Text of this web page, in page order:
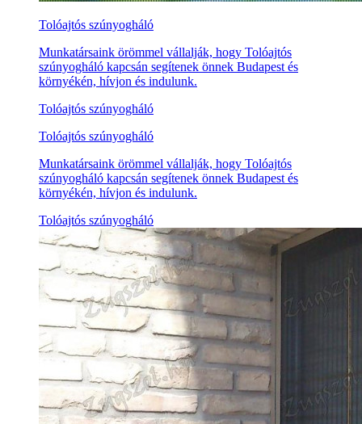
Tolóajtós szúnyogháló
Munkatársaink örömmel vállalják, hogy Tolóajtós
szúnyogháló kapcsán segítenek önnek Budapest és
környékén, hívjon és indulunk.
Tolóajtós szúnyogháló
Tolóajtós szúnyogháló
Munkatársaink örömmel vállalják, hogy Tolóajtós
szúnyogháló kapcsán segítenek önnek Budapest és
környékén, hívjon és indulunk.
Tolóajtós szúnyogháló